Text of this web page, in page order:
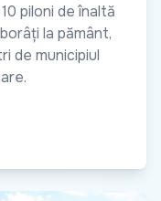
piloni de înaltă
la pământ,
de municipiul